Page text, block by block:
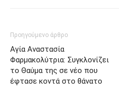
Προηγούμενο άρθρο
Αγία Αναστασία
Φαρμακολύτρια: Συγκλονίζει
το Θαύμα της σε νέο που
έφτασε κοντά στο θάνατο